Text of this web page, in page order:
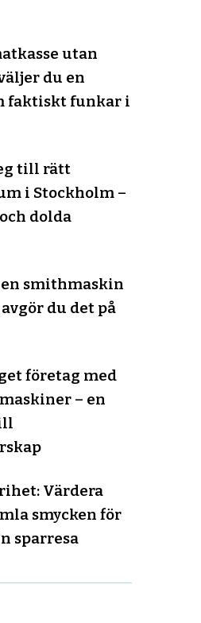
utan
du en
faktiskt funkar i
till rätt
i Stockholm –
dolda
smithmaskin
du det på
företag med
– en
Värdera
smycken för
sparresa